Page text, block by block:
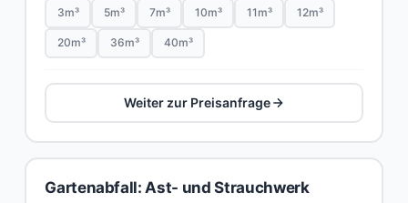
3m³ 5m³ 7m³ 10m³ 11m³ 12m³
20m³ 36m³ 40m³
Weiter zur Preisanfrage
Gartenabfall: Ast- und Strauchwerk